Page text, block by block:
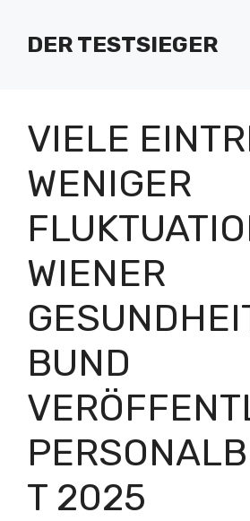
Inhalt
springenDER TESTSIEGER
VIELE
WENIGER
WIENER
BUND
T 2025